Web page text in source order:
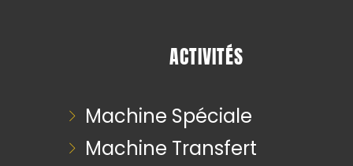
ACTIVITÉS
Machine Spéciale
Machine Transfert